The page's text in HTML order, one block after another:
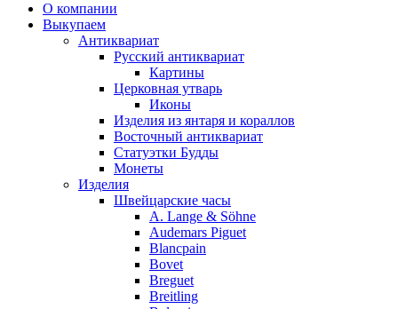
О компании
Выкупаем
Антиквариат
Русский антиквариат
Картины
Церковная утварь
Иконы
Изделия из янтаря и кораллов
Восточный антиквариат
Статуэтки Будды
Монеты
Изделия
Швейцарские часы
A. Lange & Söhne
Audemars Piguet
Blancpain
Bovet
Breguet
Breitling